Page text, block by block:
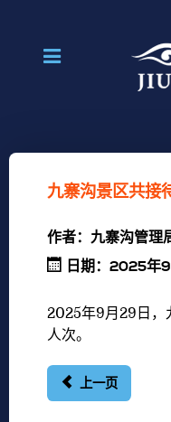
九寨沟景区共
作者： 九寨沟管理
日期：2025年
2025年9月29日 ，
人次。
上一页